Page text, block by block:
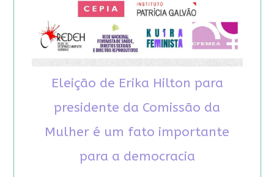
Eleição de Erika Hilton para
presidente da Comissão da
Mulher é um fato importante
para a democracia